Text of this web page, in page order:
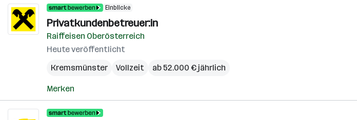
Einblicke
Privatkundenbetreuer:in
Raiffeisen Oberösterreich
Heute veröffentlicht
Kremsmünster
Vollzeit ab 52.000 € jährlich
Merken